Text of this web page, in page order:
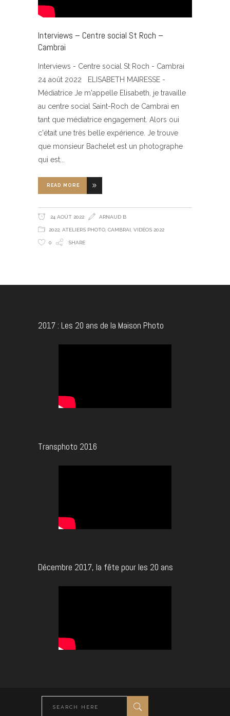
Interviews – Centre social St Roch –
Cambrai
Interviews - Centre social St Roch - Cambrai
24 août 2022 ELISABETH MAIRESSE -
Médiatrice Je m'appelle Elisabeth, je travaille
au centre social Saint-Roch de Cambrai en
tant que médiatrice engagement. Alors oui
c'était une très belle expérience. Je trouve
que monsieur Bachelet est un photographe
qui est
READ MORE
24 AOÛT 2022 ARNAUD B
2022 ATELIERS PHOTO CAMBRAI VIDÉOS 2022
0 SHARE
2017 : Les 20 ans de la Maison Photo
Transphoto 2016
Décembre 2017, la fête pour les 20 ans